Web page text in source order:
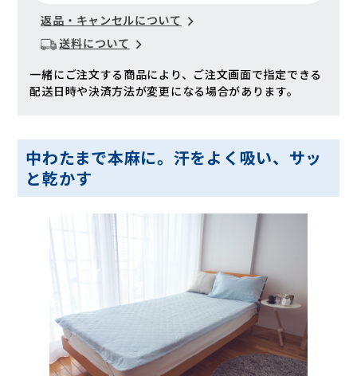
返品・キャンセルについて
送料について
一緒にご注文する商品により、ご注文画面で指定できる
配送日時や決済方法が変更になる場合があります。
中わたまで本麻に。汗をよく吸い、サッ
と乾かす